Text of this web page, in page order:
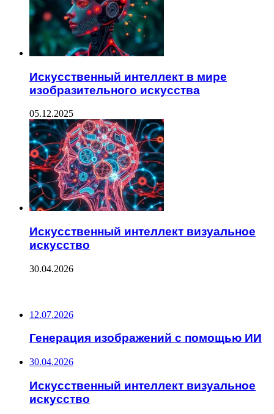
Искусственный интеллект в мире
изобразительного искусства
05.12.2025
Искусственный интеллект визуальное
искусство
30.04.2026
12.07.2026
Генерация изображений с помощью ИИ
30.04.2026
Искусственный интеллект визуальное
искусство